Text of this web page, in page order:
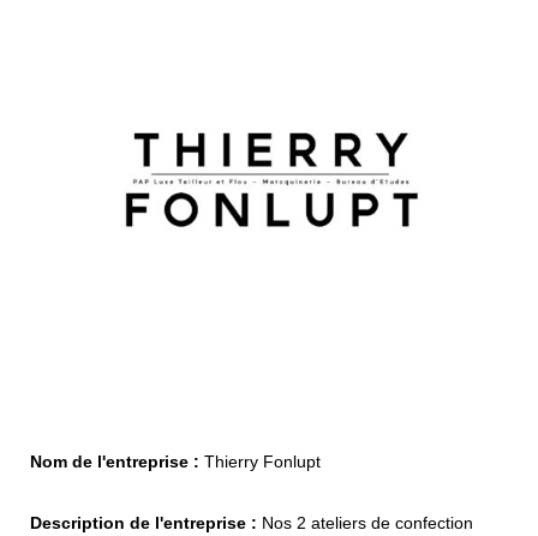
100
Nom de l'entreprise : Thierry Fonlupt
Description de l'entreprise : Nos 2 ateliers de confection